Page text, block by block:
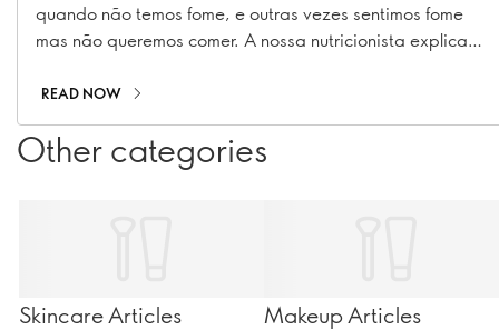
quando não temos fome, e outras vezes sentimos fome
mas não queremos comer. A nossa nutricionista explica
READ NOW
Other categories
Skincare Articles Makeup Articles